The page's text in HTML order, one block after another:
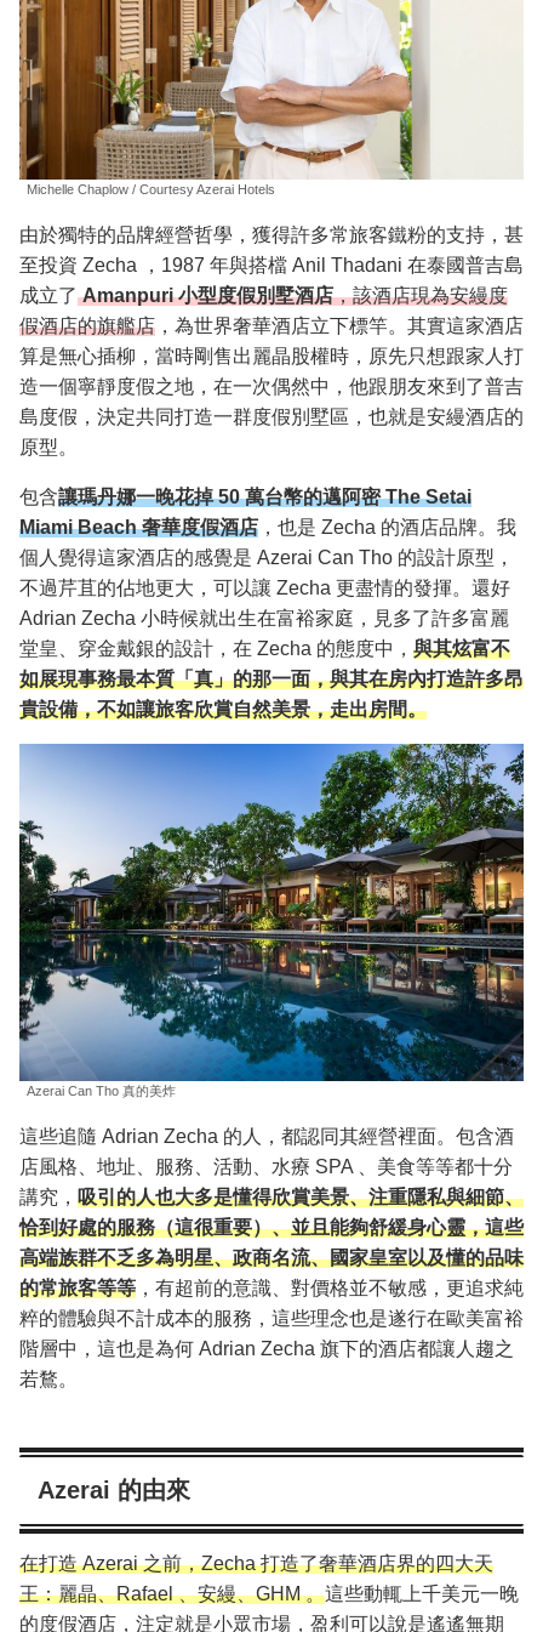
Michelle Chaplow / Courtesy Azerai Hotels
由於獨特的品牌經營哲學，獲得許多常旅客鐵粉的支持，甚
至投資 Zecha ，1987 年與搭檔 Anil Thadani 在泰國普吉島
成立了Amanpuri 小型度假別墅酒店，該酒店現為安縵度
假酒店的旗艦店 ，為世界奢華酒店立下標竿。其實這家酒店
算是無心插柳，當時剛售出麗晶股權時，原先只想跟家人打
造一個寧靜度假之地，在一次偶然中，他跟朋友來到了普吉
島度假，決定共同打造一群度假別墅區，也就是安縵酒店的
原型。
包含讓瑪丹娜一晚花掉 50 萬台幣的邁阿密 The Setai
Miami Beach 奢華度假酒店 ，也是 Zecha 的酒店品牌。我
個人覺得這家酒店的感覺是 Azerai Can Tho 的設計原型，
不過芹苴的佔地更大，可以讓 Zecha 更盡情的發揮。還好
Adrian Zecha 小時候就出生在富裕家庭，見多了許多富麗
堂皇、穿金戴銀的設計，在 Zecha 的態度中， 與其炫富不
如展現事務最本質「真」的那一面，與其在房內打造許多昂
貴設備，不如讓旅客欣賞自然美景，走出房間。
Azerai Can Tho 真的美炸
這些追隨 Adrian Zecha 的人，都認同其經營裡面。包含酒
店風格、地址、服務、活動、水療 SPA 、美食等等都十分
講究， 吸引的人也大多是懂得欣賞美景、注重隱私與細節、
恰到好處的服務（這很重要）、並且能夠舒緩身心靈，這些
高端族群不乏多為明星、政商名流、國家皇室以及懂的品味
的常旅客等等 ，有超前的意識、對價格並不敏感，更追求純
粹的體驗與不計成本的服務，這些理念也是遂行在歐美富裕
階層中，這也是為何 Adrian Zecha 旗下的酒店都讓人趨之
若鶩。
Azerai 的由來
在打造 Azerai 之前，Zecha 打造了奢華酒店界的四大天
王：麗晶、Rafael 、安縵、GHM 。這些動輒上千美元一晚
的度假酒店，注定就是小眾市場，盈利可以說是遙遙無期